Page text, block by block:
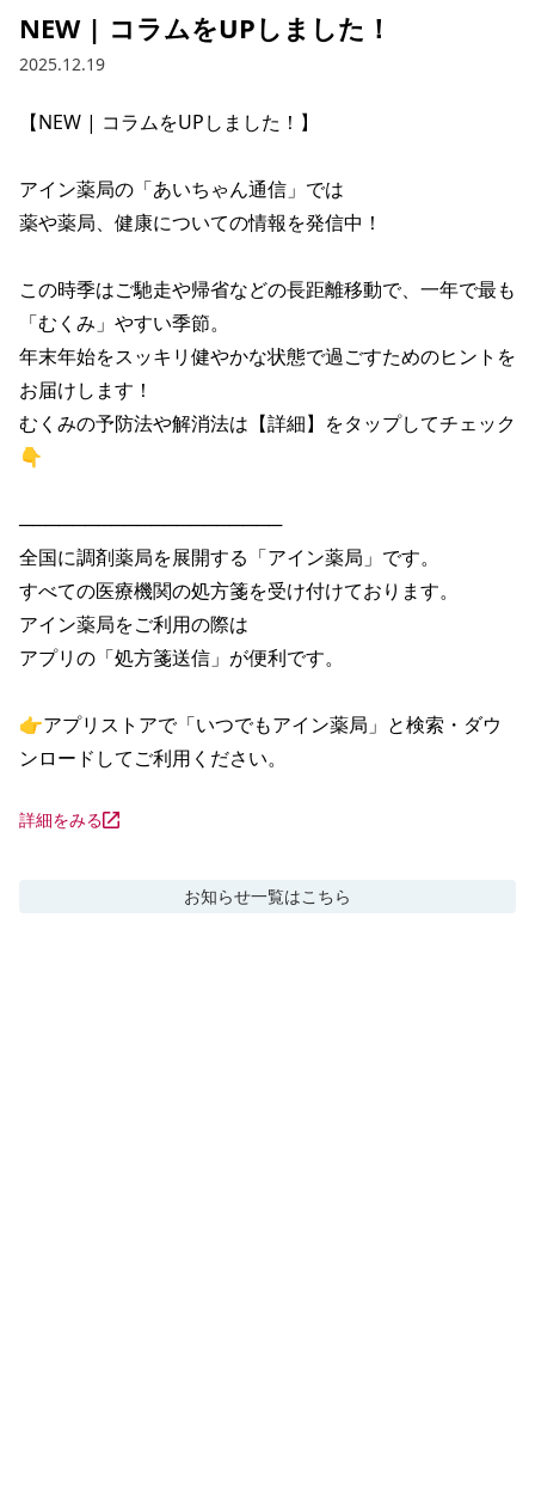
NEW | コラムをUPしました！
2025.12.19
【NEW | コラムをUPしました！】
アイン薬局の「あいちゃん通信」では
薬や薬局、健康についての情報を発信中！
この時季はご馳走や帰省などの長距離移動で、一年で最も
「むくみ」やすい季節。
年末年始をスッキリ健やかな状態で過ごすためのヒントを
お届けします！
むくみの予防法や解消法は【詳細】をタップしてチェック
👇
────────────────────
全国に調剤薬局を展開する「アイン薬局」です。
すべての医療機関の処方箋を受け付けております。
アイン薬局をご利用の際は
アプリの「処方箋送信」が便利です。
👉アプリストアで「いつでもアイン薬局」と検索・ダウ
ンロードしてご利用ください。
詳細をみる
お知らせ一覧はこちら